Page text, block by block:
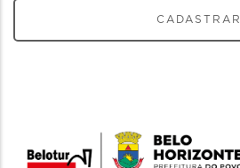
CADASTRAR